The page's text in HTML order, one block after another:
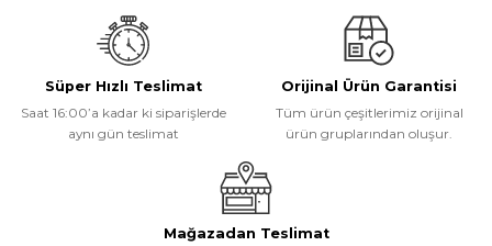
Ürün fiyatı diğer sitelerden daha pahalı.
Bu ürüne benzer farklı alternatifler olmalı.
Gönder
Süper Hızlı Teslimat
Saat 16:00’a kadar ki siparişlerde
aynı gün teslimat
Orijinal Ürün Garantisi
Tüm ürün çeşitlerimiz orijinal
ürün gruplarından oluşur.
Mağazadan Teslimat